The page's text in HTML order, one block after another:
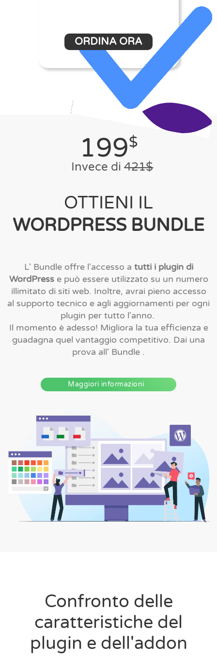
ORDINA ORA
199$
Invece di421$
OTTIENI IL
WORDPRESS BUNDLE
L' Bundle offre l'accesso a tutti i plugin di
WordPresse può essere utilizzato su un numero
illimitato di siti web. Inoltre, avrai pieno accesso
al supporto tecnico e agli aggiornamenti per ogni
plugin per tutto l'anno.
Il momento è adesso! Migliora la tua efficienza e
guadagna quel vantaggio competitivo. Dai una
prova all' Bundle .
Maggiori informazioni
Confronto delle
caratteristiche del
plugin e dell'addon